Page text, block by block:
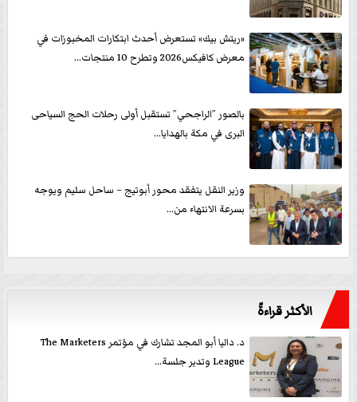
«ريتش بيك» تستعرض أحدث ابتكارات المخبوزات في
معرض كافيكس2026 وتطرح 10 منتجات...
بالصور ”الراجحي” تستقبل أولى رحلات الحج السياحى
البرى في مكة بالهدايا...
وزير النقل يتفقد محور أبوتيج – ساحل سليم ويوجه
بسرعة الانتهاء من...
الأكثر قراءةً
د. داليا أبو المجد تشارك في مؤتمر The Marketers
League وتدير جلسة...